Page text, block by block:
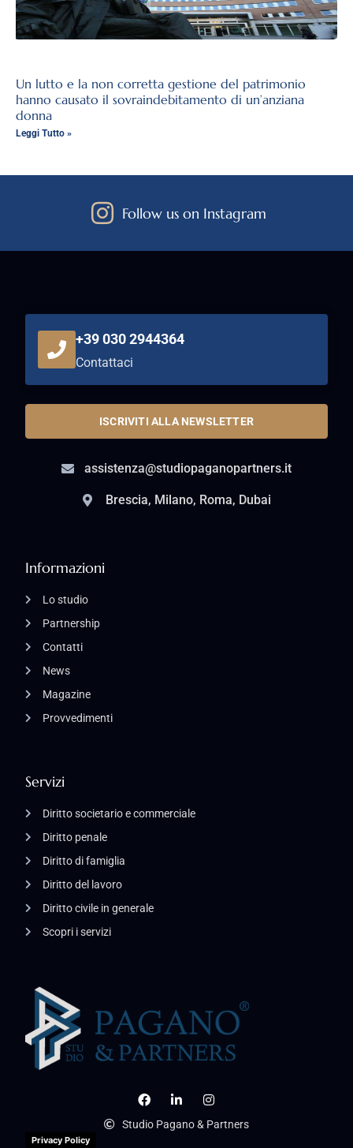
Un lutto e la non corretta gestione del patrimonio
hanno causato il sovraindebitamento di un’anziana
donna
Leggi Tutto »
Follow us on Instagram
Studio Pagano & Partners
Privacy Policy
Servizi
Diritto societario e commerciale
Diritto penale
Diritto di famiglia
Diritto del lavoro
Diritto civile in generale
Scopri i servizi
Informazioni
Lo studio
Partnership
Contatti
News
Magazine
Provvedimenti
+39 030 2944364
Contattaci
ISCRIVITI ALLA NEWSLETTER
assistenza@studiopaganopartners.it
Brescia, Milano, Roma, Dubai